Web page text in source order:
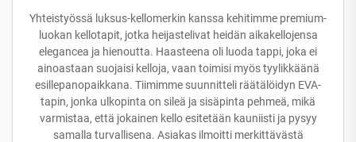
Yhteistyössä luksus-kellomerkin kanssa kehitimme premium-
luokan kellotapit, jotka heijastelivat heidän aikakellojensa
elegancea ja hienoutta. Haasteena oli luoda tappi, joka ei
ainoastaan suojaisi kelloja, vaan toimisi myös tyylikkäänä
esillepanopaikkana. Tiimimme suunnitteli räätälöidyn EVA-
tapin, jonka ulkopinta on sileä ja sisäpinta pehmeä, mikä
varmistaa, että jokainen kello esitetään kauniisti ja pysyy
samalla turvallisena. Asiakas ilmoitti merkittävästä